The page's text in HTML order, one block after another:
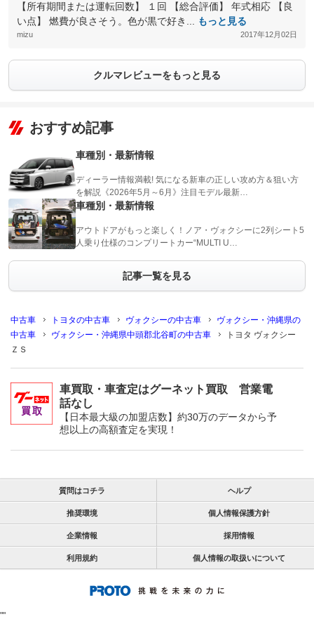
【所有期間または運転回数】 １回 【総合評価】 年式相応 【良
い点】 燃費が良さそう。色が黒で好き...
もっと見る
mizu 2017年12月02日
クルマレビューをもっと見る
おすすめ記事
車種別・最新情報
ディーラー情報満載! 気になる新車の正しい攻め方＆狙い方
を解説《2026年5月～6月》注目モデル最新…
車種別・最新情報
アウトドアがもっと楽しく！ノア・ヴォクシーに2列シート5
人乗り仕様のコンプリートカー“MULTI U…
記事一覧を見る
中古車 トヨタの中古車 ヴォクシーの中古車
ヴォクシー・沖縄県の
中古車
ヴォクシー・沖縄県中頭郡北谷町の中古車
トヨタ ヴォクシー
ＺＳ
車買取・車査定はグーネット買取 営業電
話なし
【日本最大級の加盟店数】約30万のデータから予
想以上の高額査定を実現！
質問はコチラ ヘルプ
推奨環境 個人情報保護方針
企業情報 採用情報
利用規約 個人情報の取扱いについて
""